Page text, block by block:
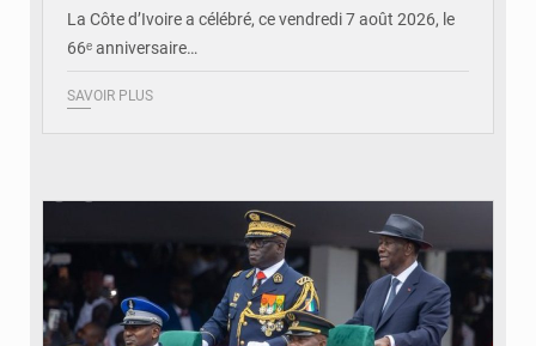
Yopougon
La Côte d’Ivoire a célébré, ce vendredi 7 août 2026, le
66ᵉ anniversaire…
SAVOIR PLUS